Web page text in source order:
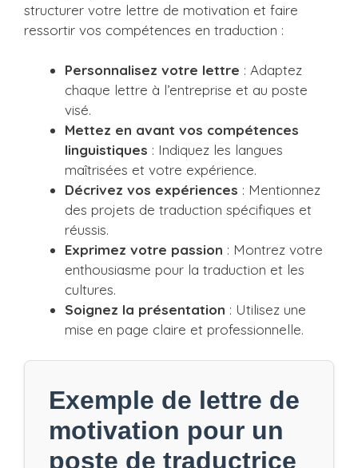
structurer votre lettre de motivation et faire
ressortir vos compétences en traduction :
Personnalisez votre lettre : Adaptez
chaque lettre à l’entreprise et au poste
visé.
Mettez en avant vos compétences
linguistiques : Indiquez les langues
maîtrisées et votre expérience.
Décrivez vos expériences : Mentionnez
des projets de traduction spécifiques et
réussis.
Exprimez votre passion : Montrez votre
enthousiasme pour la traduction et les
cultures.
Soignez la présentation : Utilisez une
mise en page claire et professionnelle.
Exemple de lettre de
motivation pour un
poste de traductrice